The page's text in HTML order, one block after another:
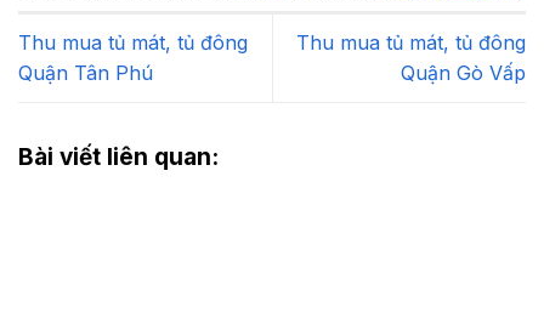
Thu mua tủ mát, tủ đông
Quận Tân Phú
Thu mua tủ mát, tủ đông
Quận Gò Vấp
Bài viết liên quan: